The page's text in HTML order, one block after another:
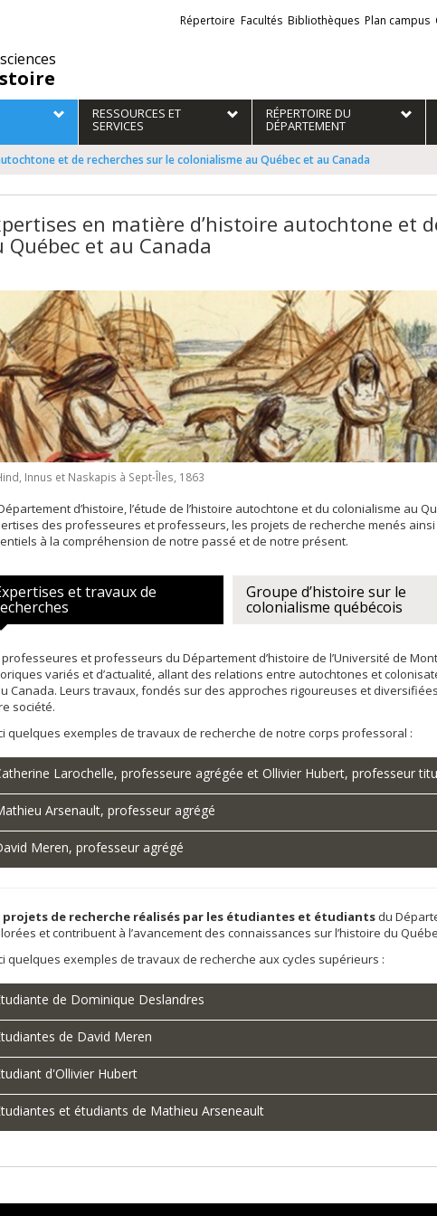
Liens
externes
Répertoire Facultés Bibliothèques Plan campus
RESSOURCES ET
SERVICES
RÉPERTOIRE DU
DÉPARTEMENT
et de recherches sur le colonialisme au Québec et au Canada
en matière d’histoire autochtone et
Québec et au Canada
Innus et Naskapis à Sept-Îles, 1863
d’histoire, l’étude de l’histoire autochtone et du colonialisme au
des professeures et professeurs, les projets de recherche menés
à la compréhension de notre passé et de notre présent.
et travaux de Groupe d’histoire sur le
colonialisme québécois
professeures et professeurs du Département d’histoire de l’Université de
variés et d’actualité, allant des relations entre autochtones et
Canada. Leurs travaux, fondés sur des approches rigoureuses et
société.
quelques exemples de travaux de recherche de notre corps professoral :
Larochelle, professeure agrégée et Ollivier Hubert, professeur
Arsenault, professeur agrégé
Meren, professeur agrégé
projets de recherche réalisés par les étudiantes et étudiants du
et contribuent à l’avancement des connaissances sur l’histoire du
quelques exemples de travaux de recherche aux cycles supérieurs :
de Dominique Deslandres
de David Meren
d'Ollivier Hubert
et étudiants de Mathieu Arseneault